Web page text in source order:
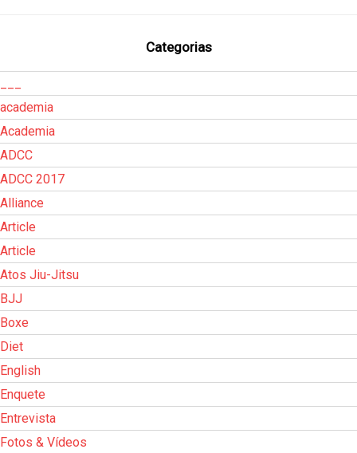
Categorias
academia
Academia
ADCC
ADCC 2017
Alliance
Article
Article
Atos Jiu-Jitsu
BJJ
Boxe
Diet
English
Enquete
Entrevista
Fotos & Vídeos